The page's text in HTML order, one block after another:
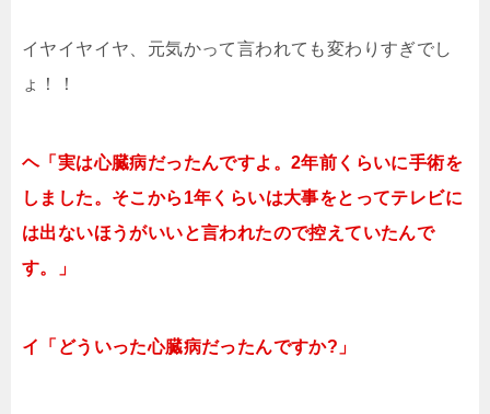
イヤイヤイヤ、元気かって言われても変わりすぎでし
ょ！！
ヘ「実は心臓病だったんですよ。2年前くらいに手術を
しました。そこから1年くらいは大事をとってテレビに
は出ないほうがいいと言われたので控えていたんで
す。」
イ「どういった心臓病だったんですか?」